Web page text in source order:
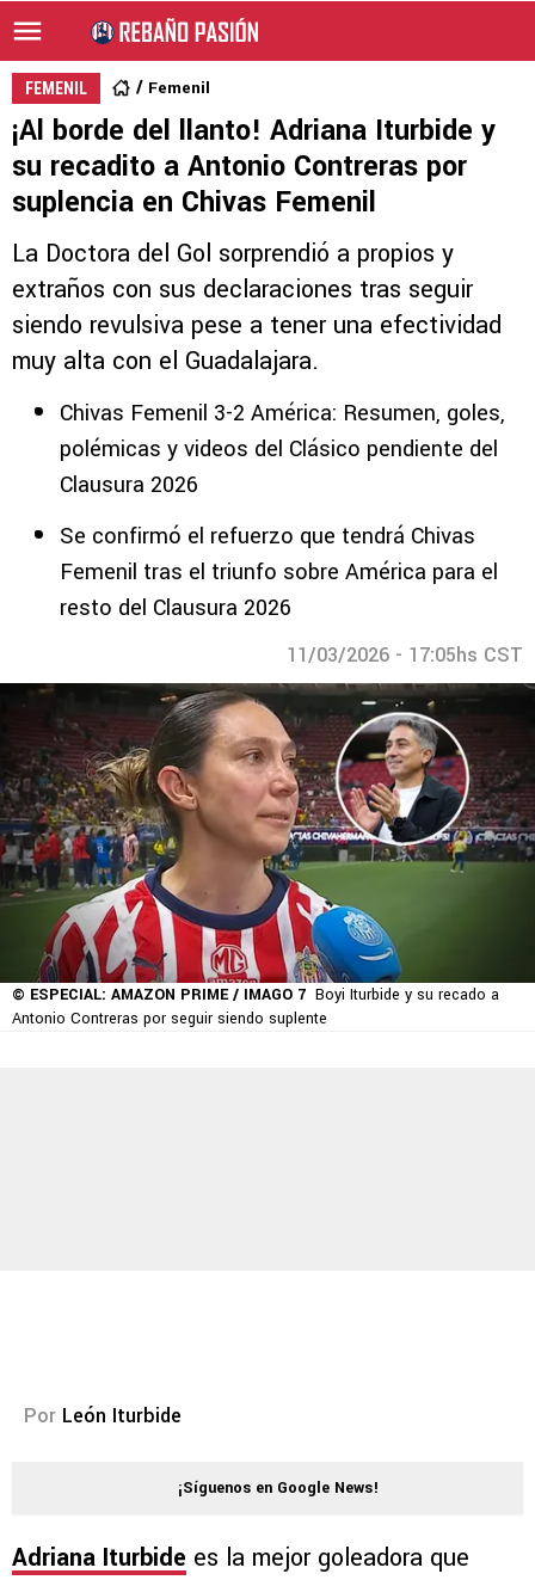
FEMENIL Femenil
¡Al borde del llanto! Adriana Iturbide y
su recadito a Antonio Contreras por
suplencia en Chivas Femenil
La Doctora del Gol sorprendió a propios y
extraños con sus declaraciones tras seguir
siendo revulsiva pese a tener una efectividad
muy alta con el Guadalajara.
Chivas Femenil 3-2 América: Resumen, goles,
polémicas y videos del Clásico pendiente del
Clausura 2026
Se confirmó el refuerzo que tendrá Chivas
Femenil tras el triunfo sobre América para el
resto del Clausura 2026
11/03/2026 - 17:05hs CST
© ESPECIAL: AMAZON PRIME / IMAGO 7 Boyi Iturbide y su recado a
Antonio Contreras por seguir siendo suplente
Por León Iturbide
¡Síguenos en Google News!
Adriana Iturbide es la mejor goleadora que